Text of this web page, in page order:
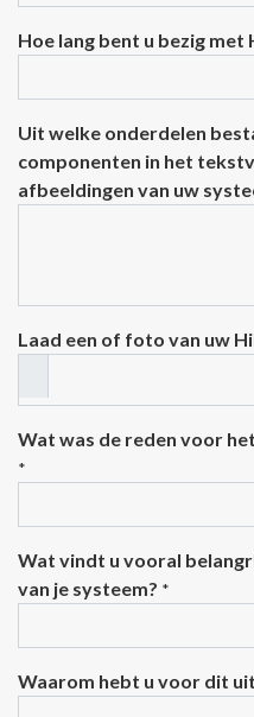
Hoe lang bent u bezig met
Uit welke onderdelen
componenten in het
afbeeldingen van uw
Laad een of foto van uw
Wat was de reden voor
*
Wat vindt u vooral
van je systeem? *
Waarom hebt u voor dit